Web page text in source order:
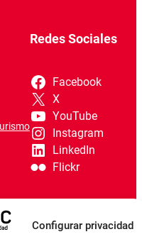
Configurar privacidad
Redes Sociales
Facebook
X
YouTube
Instagram
LinkedIn
Flickr